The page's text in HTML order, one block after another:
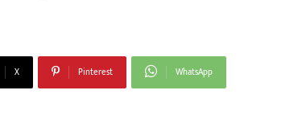
X Pinterest WhatsApp